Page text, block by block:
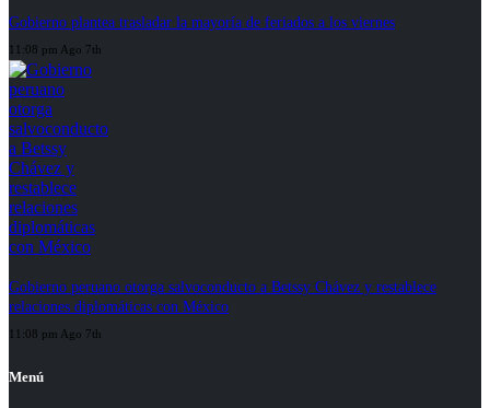
Gobierno plantea trasladar la mayoría de feriados a los viernes
11:08 pm Ago 7th
Gobierno peruano otorga salvoconducto a Betssy Chávez y restablece
relaciones diplomáticas con México
11:08 pm Ago 7th
Menú